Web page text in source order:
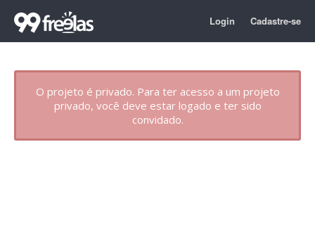
Login Cadastre-se
O projeto é privado. Para ter acesso a um projeto
privado, você deve estar logado e ter sido
convidado.